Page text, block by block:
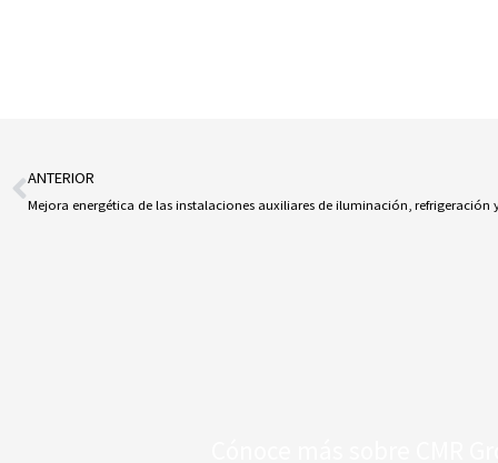
Ant
ANTERIOR
Mejora energética de las instalaciones auxiliares de iluminación, refrigeración